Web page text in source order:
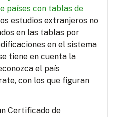
países con tablas de
estudios extranjeros no
en las tablas por
en el sistema
tiene en cuenta la
el país
con los que figuran
Certificado de